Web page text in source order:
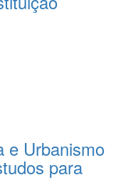
e Urbanismo
para